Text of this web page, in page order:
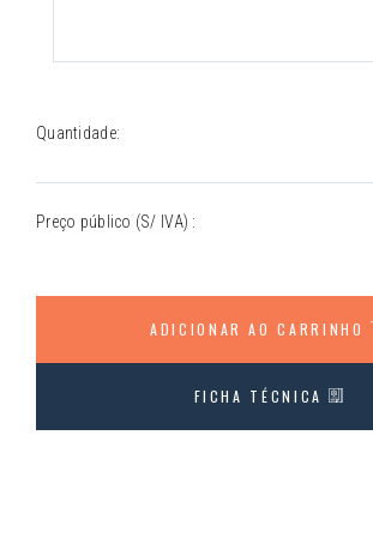
Quantidade:
Preço público (S/ IVA) :
ADICIONAR AO CARRINHO
FICHA TÉCNICA